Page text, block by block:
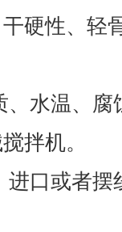
硬性、轻
水温、
拌机。
口或者